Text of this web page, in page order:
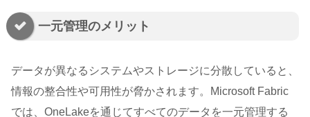
一元管理のメリット
データが異なるシステムやストレージに分散していると、
情報の整合性や可用性が脅かされます。Microsoft Fabric
では、OneLakeを通じてすべてのデータを一元管理する